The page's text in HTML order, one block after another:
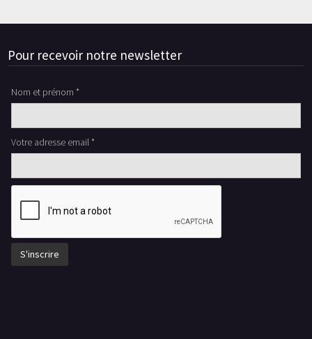
Pour recevoir notre newsletter
Nom et prénom *
Votre adresse email *